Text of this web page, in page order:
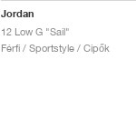
Jordan
12 Low G "Sail"
Férfi / Sportstyle / Cipők